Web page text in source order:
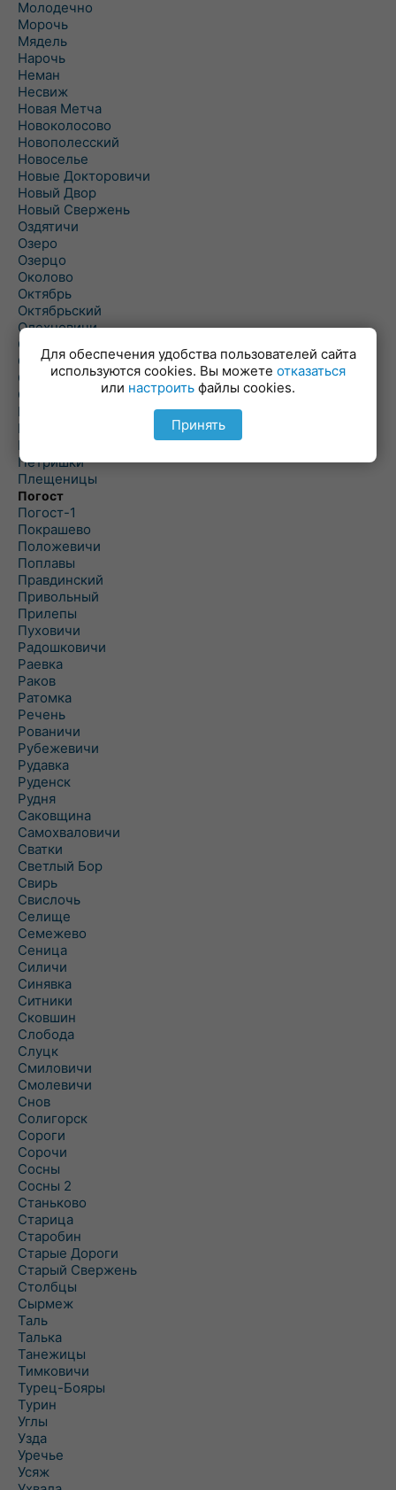
Молодечно
Морочь
Мядель
Нарочь
Неман
Несвиж
Новая Метча
Новоколосово
Новополесский
Новоселье
Новые Докторовичи
Новый Двор
Новый Свержень
Оздятичи
Озеро
Озерцо
Околово
Октябрь
Октябрьский
Олехновичи
Омговичи
Оношки
Осовец
Острошицкий Городок
Пасека
Пастовичи
Першаи
Петришки
Плещеницы
Погост
Погост-1
Покрашево
Положевичи
Поплавы
Правдинский
Привольный
Прилепы
Пуховичи
Радошковичи
Раевка
Раков
Ратомка
Речень
Рованичи
Рубежевичи
Рудавка
Руденск
Рудня
Саковщина
Самохваловичи
Сватки
Светлый Бор
Свирь
Свислочь
Селище
Семежево
Сеница
Силичи
Синявка
Ситники
Сковшин
Слобода
Слуцк
Смиловичи
Смолевичи
Снов
Солигорск
Сороги
Сорочи
Сосны
Сосны 2
Станьково
Старица
Старобин
Старые Дороги
Старый Свержень
Столбцы
Сырмеж
Таль
Талька
Танежицы
Тимковичи
Турец-Бояры
Турин
Углы
Узда
Уречье
Усяж
Для обеспечения удобства пользователей сайта
используются cookies. Вы можете отказаться
или настроить файлы cookies.
Принять